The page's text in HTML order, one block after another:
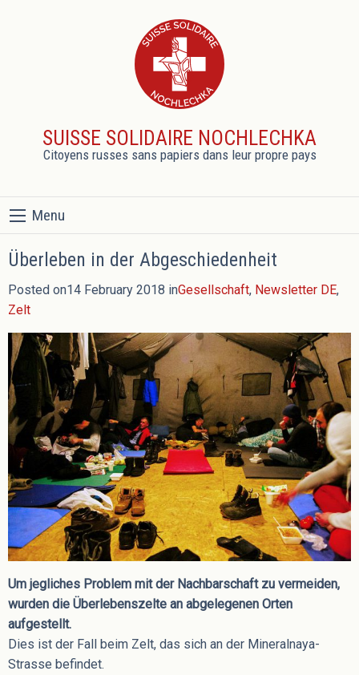
SUISSE SOLIDAIRE NOCHLECHKA
Citoyens russes sans papiers dans leur propre pays
Menu
Überleben in der Abgeschiedenheit
Posted on14 February 2018 inGesellschaft, Newsletter DE,
Zelt
Um jegliches Problem mit der Nachbarschaft zu vermeiden,
wurden die Überlebenszelte an abgelegenen Orten
aufgestellt.
Dies ist der Fall beim Zelt, das sich an der Mineralnaya-
Strasse befindet.